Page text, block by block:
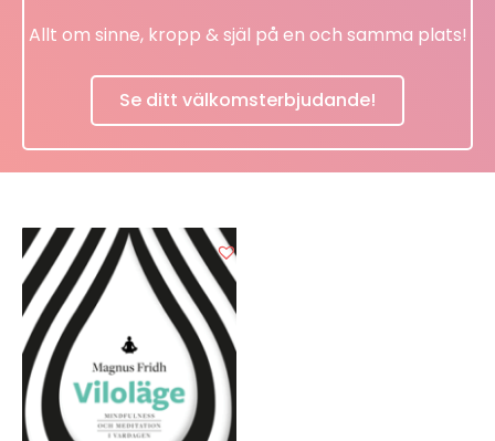
Allt om sinne, kropp & själ på en och samma plats!
Se ditt välkomsterbjudande!